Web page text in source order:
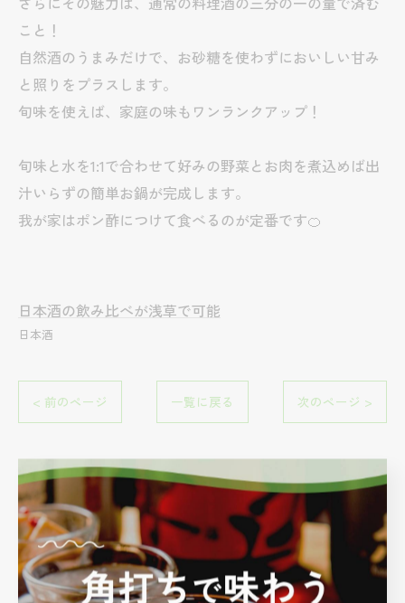
こと！
自然酒のうまみだけで、お砂糖を使わずにおいしい甘み
と照りをプラスします。
旬味を使えば、家庭の味もワンランクアップ！
旬味と水を1:1で合わせて好みの野菜とお肉を煮込めば出
汁いらずの簡単お鍋が完成します。
我が家はポン酢につけて食べるのが定番です🍊
日本酒の飲み比べが浅草で可能
日本酒
< 前のページ 一覧に戻る 次のページ >
関連タグ
#酒屋 #国産 #浅草
#仁井田本家
#にいだしぜんしゅ